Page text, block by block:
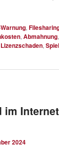
,
,Abmahnung
Lizenzschaden,
im
2024